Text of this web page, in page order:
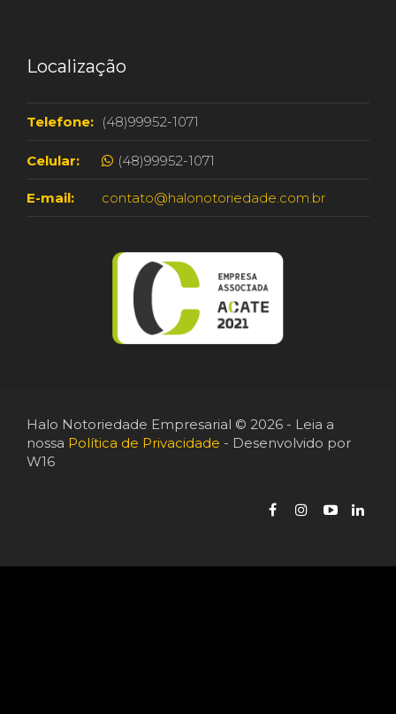
Localização
Telefone: (48)99952-1071
Celular: (48)99952-1071
E-mail: contato@halonotoriedade.com.br
Halo Notoriedade Empresarial © 2026 - Leia a
nossa Política de Privacidade - Desenvolvido por
W16